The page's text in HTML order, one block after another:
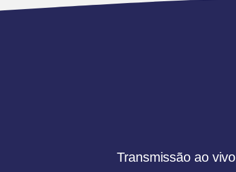
Transmissão ao vivo